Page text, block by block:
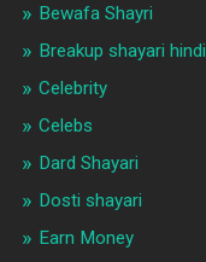
Bewafa Shayri
Breakup shayari hindi
Celebrity
Celebs
Dard Shayari
Dosti shayari
Earn Money